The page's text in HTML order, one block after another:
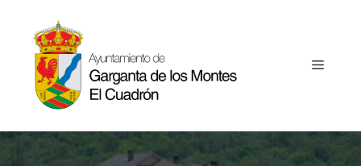
contenido